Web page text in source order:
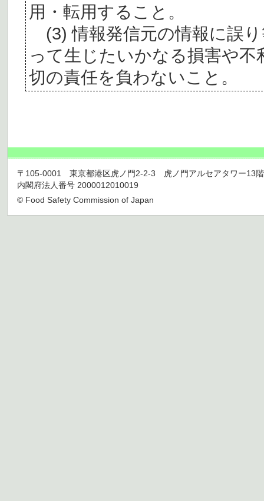
用・転用すること。
(3) 情報発信元の情報に誤
って生じたいかなる損害や
切の責任を負わないこと。
〒105-0001 東京都港区虎ノ門2-2-3 虎ノ門アルセアタワー13
内閣府法人番号 2000012010019
© Food Safety Commission of Japan